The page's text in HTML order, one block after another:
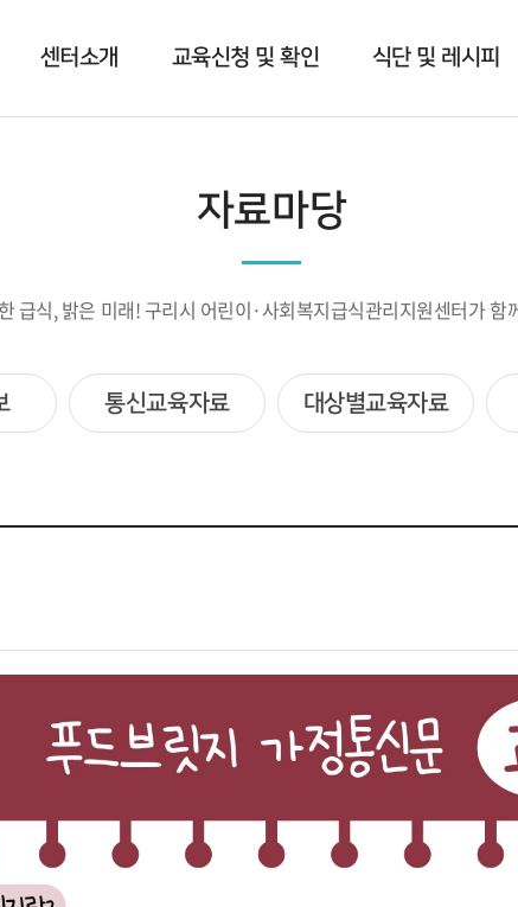
센터소개 교육신청 및 확인 식단 및 레시피
자료마당
급식, 밝은 미래! 구리시 어린이·사회복지급식관리지원센터가 함
통신교육자료 대상별교육자료